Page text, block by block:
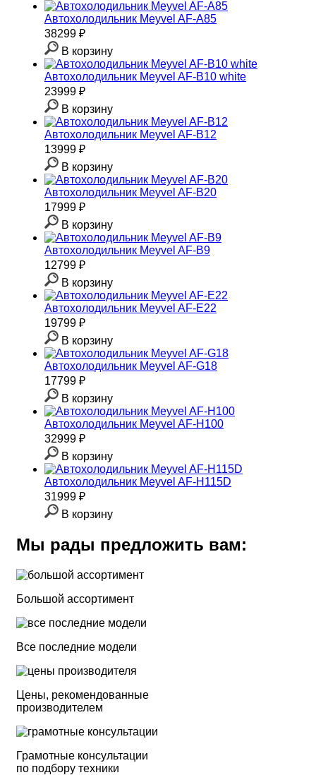
Автохолодильник Meyvel AF-A85
38299 ₽
В корзину
Автохолодильник Meyvel AF-B10 white
23999 ₽
В корзину
Автохолодильник Meyvel AF-B12
13999 ₽
В корзину
Автохолодильник Meyvel AF-B20
17999 ₽
В корзину
Автохолодильник Meyvel AF-B9
12799 ₽
В корзину
Автохолодильник Meyvel AF-E22
19799 ₽
В корзину
Автохолодильник Meyvel AF-G18
17799 ₽
В корзину
Автохолодильник Meyvel AF-H100
32999 ₽
В корзину
Автохолодильник Meyvel AF-H115D
31999 ₽
В корзину
Мы рады предложить вам:
Большой ассортимент
Все последние модели
Цены, рекомендованные
производителем
Грамотные консультации
по подбору техники